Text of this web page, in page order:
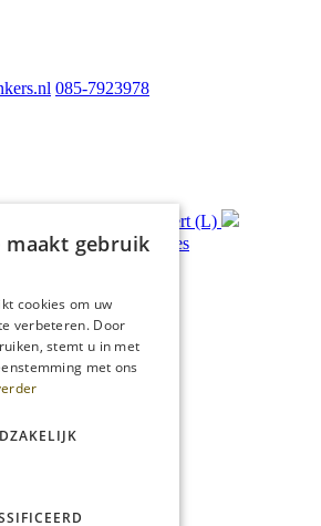
085-7923978
Ophalen in Echt of Weert (L)
Persoonlijk advies
maakt gebruik
cookies om uw
verbeteren. Door
stemt u in met
met ons